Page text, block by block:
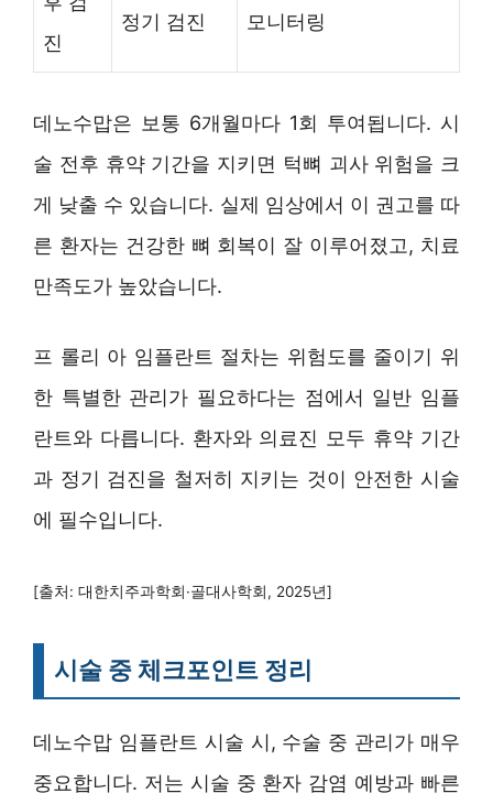
진
정기 검진
모니터링
데노수맙은 보통 6개월마다 1회 투여됩니다. 시
술 전후 휴약 기간을 지키면 턱뼈 괴사 위험을 크
게 낮출 수 있습니다. 실제 임상에서 이 권고를 따
른 환자는 건강한 뼈 회복이 잘 이루어졌고, 치료
만족도가 높았습니다.
프 롤리 아 임플란트 절차는 위험도를 줄이기 위
한 특별한 관리가 필요하다는 점에서 일반 임플
란트와 다릅니다. 환자와 의료진 모두 휴약 기간
과 정기 검진을 철저히 지키는 것이 안전한 시술
에 필수입니다.
[출처: 대한치주과학회·골대사학회, 2025년]
시술 중 체크포인트 정리
데노수맙 임플란트 시술 시, 수술 중 관리가 매우
중요합니다. 저는 시술 중 환자 감염 예방과 빠른